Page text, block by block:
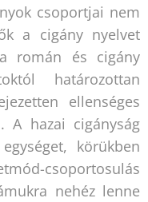
csoportjai nem
a cigány nyelvet
román és cigány
határozottan
ellenséges
A hazai cigányság
körükben
csoportosulás
nehéz lenne